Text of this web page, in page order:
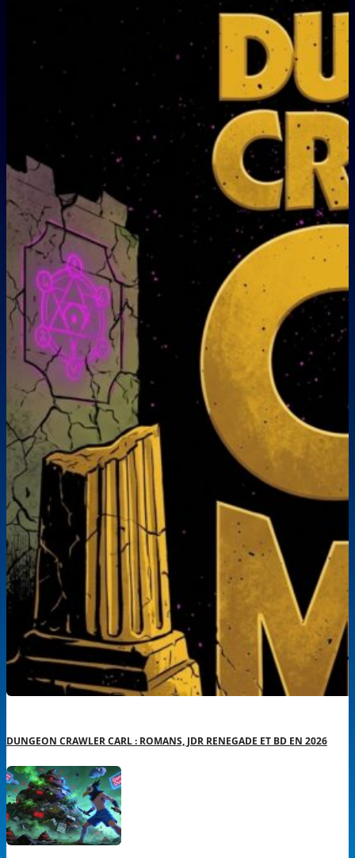
DUNGEON CRAWLER CARL : ROMANS, JDR RENEGADE ET BD EN 2026